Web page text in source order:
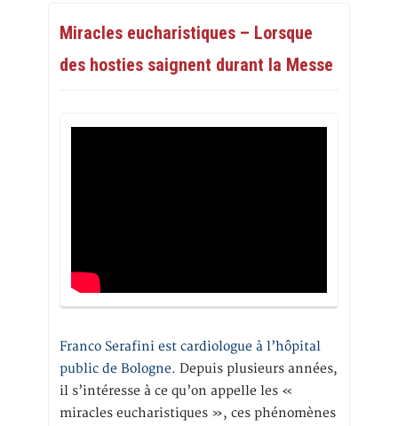
Miracles eucharistiques – Lorsque
des hosties saignent durant la Messe
Franco Serafini est cardiologue à l’hôpital
public de Bologne. Depuis plusieurs années,
il s’intéresse à ce qu’on appelle les «
miracles eucharistiques », ces phénomènes